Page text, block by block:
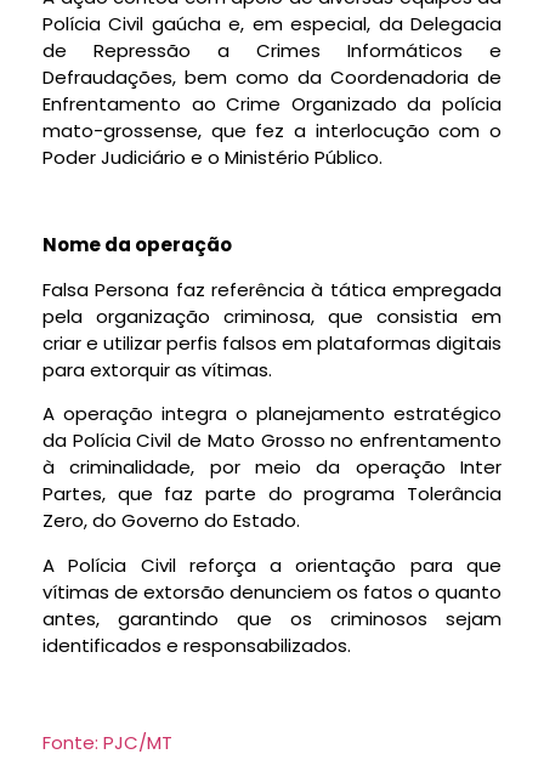
Polícia Civil gaúcha e, em especial, da Delegacia
de Repressão a Crimes Informáticos e
Defraudações, bem como da Coordenadoria de
Enfrentamento ao Crime Organizado da polícia
mato-grossense, que fez a interlocução com o
Poder Judiciário e o Ministério Público.
Nome da operação
Falsa Persona faz referência à tática empregada
pela organização criminosa, que consistia em
criar e utilizar perfis falsos em plataformas digitais
para extorquir as vítimas.
A operação integra o planejamento estratégico
da Polícia Civil de Mato Grosso no enfrentamento
à criminalidade, por meio da operação Inter
Partes, que faz parte do programa Tolerância
Zero, do Governo do Estado.
A Polícia Civil reforça a orientação para que
vítimas de extorsão denunciem os fatos o quanto
antes, garantindo que os criminosos sejam
identificados e responsabilizados.
Fonte: PJC/MT